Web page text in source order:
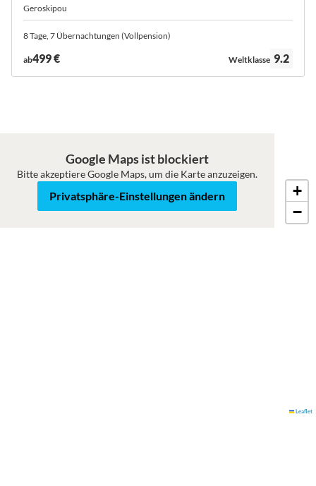
Geroskipou
8 Tage, 7 Übernachtungen (Vollpension)
ab499 € Bewertung:
Weltklasse 9.2
Karte Satellit
+
−
Leaflet
Google Maps ist blockiert
Bitte akzeptiere Google Maps, um die Karte anzuzeigen.
Privatsphäre-Einstellungen ändern